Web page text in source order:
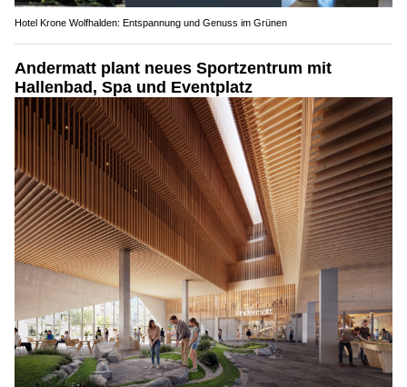
Hotel Krone Wolfhalden: Entspannung und Genuss im Grünen
Andermatt plant neues Sportzentrum mit
Hallenbad, Spa und Eventplatz